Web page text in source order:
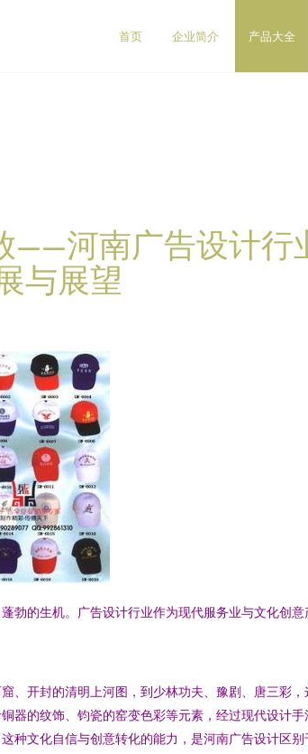
首页 企业简介 产品大全
——河南广告设计行
与展望
的生机。广告设计行业作为现代服务业与文化创
开封的清明上河图，到少林功夫、豫剧、唐三彩
的纹饰、钧瓷的窑变色彩等元素，经过现代设计手
文化自信与创意转化的能力，是河南广告设计区别